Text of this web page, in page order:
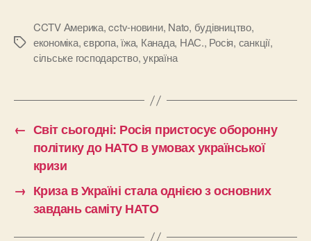
Позначки
CCTV Америка,cctv-новини, Nato, будівництво,
економіка,європа,їжа, Канада, НАС., Росія, санкції,
сільське господарство,україна
← Світ сьогодні: Росія пристосує оборонну
політику до НАТО в умовах української
кризи
→ Криза в Україні стала однією з основних
завдань саміту НАТО